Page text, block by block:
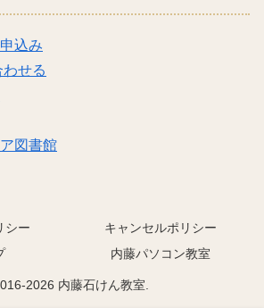
込み
せる
図書館
シー
キャンセルポリシー
内藤パソコン教室
2026 内藤石けん教室.